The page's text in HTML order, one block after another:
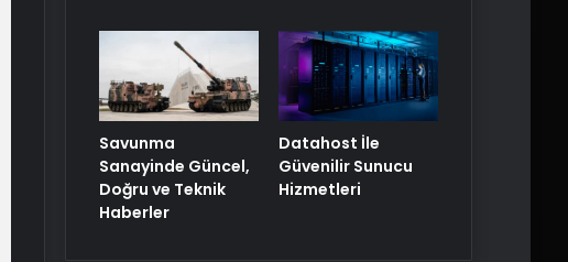
Savunma
Sanayinde Güncel,
Doğru ve Teknik
Haberler
Datahost İle
Güvenilir Sunucu
Hizmetleri